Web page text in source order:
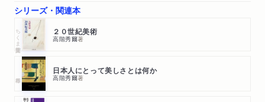
シリーズ・関連本
ちくま学芸文庫 ２０世紀美術
高階秀爾著
日本人にとって美しさとは何か
高階秀爾著